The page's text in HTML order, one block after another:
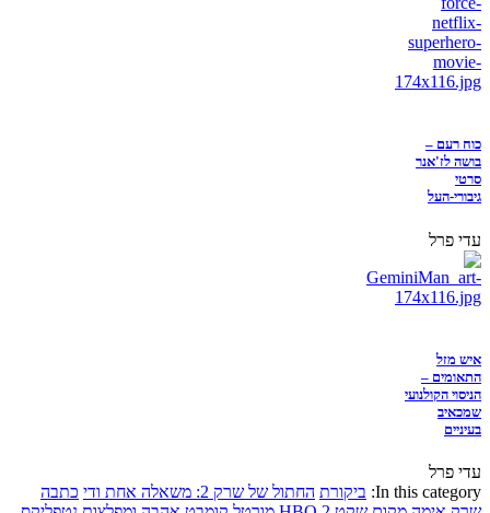
כוח רעם –
בושה לז'אנר
סרטי
גיבורי-העל
עדי פרל
איש מזל
התאומים –
הניסוי הקולנועי
שמכאיב
בעיניים
עדי פרל
In this category: ביקורת החתול של שרק 2: משאלה אחת ודי
כתבה